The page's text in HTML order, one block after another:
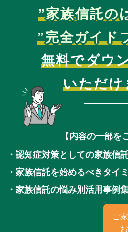
”家族信託の
”完全ガイド
無料でダウ
いただけ
【内容の一部を
・認知症対策としての家族信
・家族信託を始めるべきタイ
・家族信託の悩み別活用事例
ご